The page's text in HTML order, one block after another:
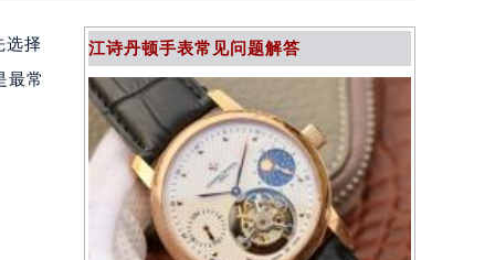
择
最常
江诗丹顿手表常见问题解答